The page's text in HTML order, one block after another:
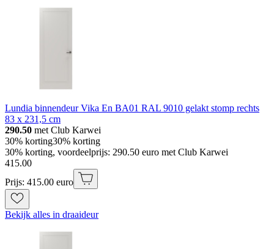
Lundia binnendeur Vika En BA01 RAL 9010 gelakt stomp rechts
83 x 231,5 cm
290.50 met Club Karwei
30% korting30% korting
30% korting, voordeelprijs: 290.50 euro met Club Karwei
415.00
Prijs: 415.00 euro
Bekijk alles in draaideur